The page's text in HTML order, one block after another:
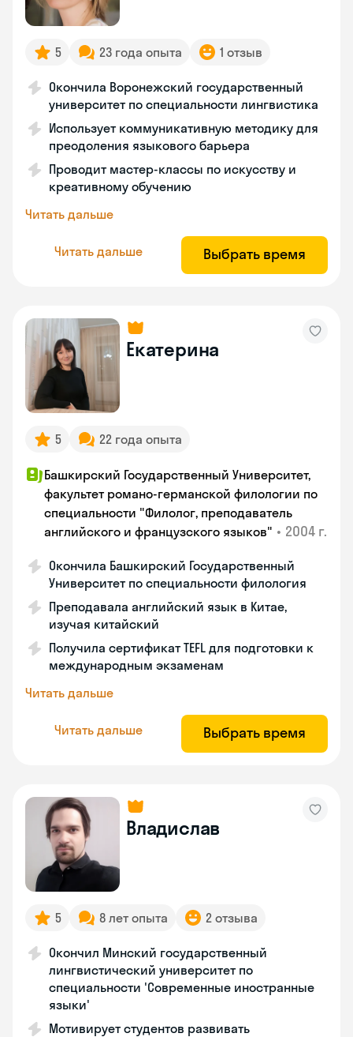
5 23 года опыта 1 отзыв
Окончила Воронежский государственный
университет по специальности лингвистика
Использует коммуникативную методику для
преодоления языкового барьера
Проводит мастер-классы по искусству и
креативному обучению
Читать дальше
Читать дальше Выбрать время
Екатерина
5 22 года опыта
Башкирский Государственный Университет,
факультет романо-германской филологии по
специальности "Филолог, преподаватель
английского и французского языков" • 2004 г.
Окончила Башкирский Государственный
Университет по специальности филология
Преподавала английский язык в Китае,
изучая китайский
Получила сертификат TEFL для подготовки к
международным экзаменам
Читать дальше
Читать дальше Выбрать время
Владислав
5 8 лет опыта 2 отзыва
Окончил Минский государственный
лингвистический университет по
специальности 'Современные иностранные
языки'
Мотивирует студентов развивать